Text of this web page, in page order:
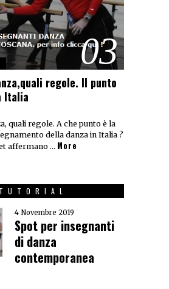
03
regole. Il punto
Italia
quali regole. A che punto è la
della danza in Italia ?
affermano … More
TUTORIAL
4 Novembre 2019
Spot per insegnanti
di danza
contemporanea